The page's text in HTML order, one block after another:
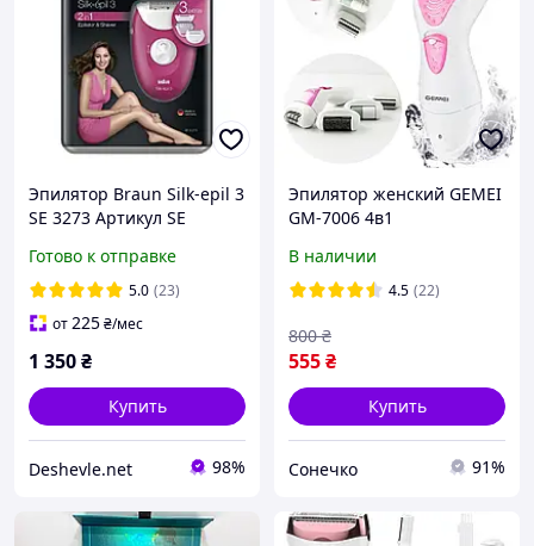
Эпилятор Braun Silk-epil 3
SE 3273 Артикул SE
Готово к отправке
5.0 (23)
от225₴/мес
1 350₴
Купить
Deshevle.net 98%
Эпилятор женский GEMEI
GM-7006 4в1
для тела с насадкой
пемза
В наличии
4.5 (22)
555₴
800 ₴
Купить
Сонечко 91%